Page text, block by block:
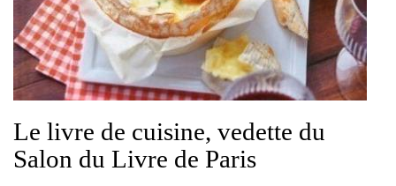
Le livre de cuisine, vedette du
Salon du Livre de Paris